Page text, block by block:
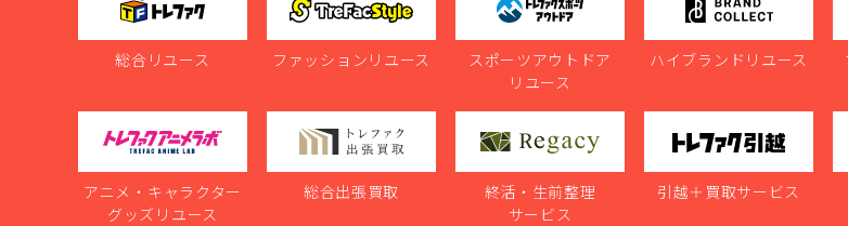
総合リユース ファッションリユース
スポーツアウトドア
リユース
ハイブランドリユース
アニメ・キャラクター
グッズリユース
総合出張買取
終活・生前整理
サービス
引越＋買取サービス